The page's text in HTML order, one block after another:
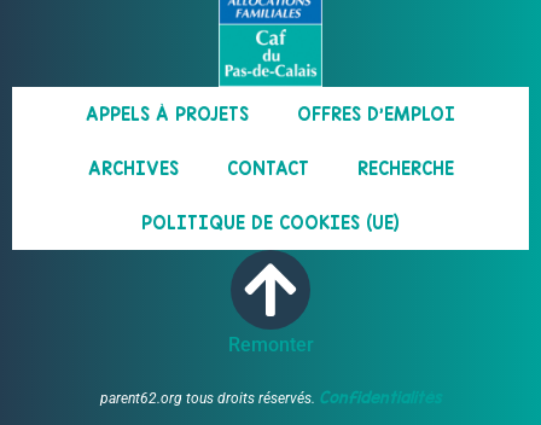
APPELS À PROJETS OFFRES D’EMPLOI
ARCHIVES CONTACT RECHERCHE
POLITIQUE DE COOKIES (UE)
Remonter
parent62.org tous droits réservés. Confidentialités